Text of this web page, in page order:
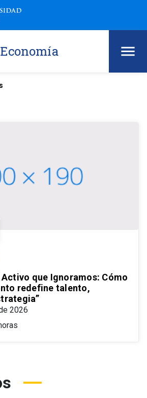
Activo que Ignoramos: Cómo
redefine talento,
2026